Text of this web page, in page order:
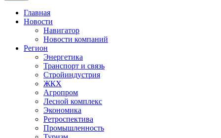
Главная
Новости
Навигатор
Новости компаний
Регион
Энергетика
Транспорт и связь
Стройиндустрия
ЖКХ
Агропром
Лесной комплекс
Экономика
Ретроспектива
Промышленность